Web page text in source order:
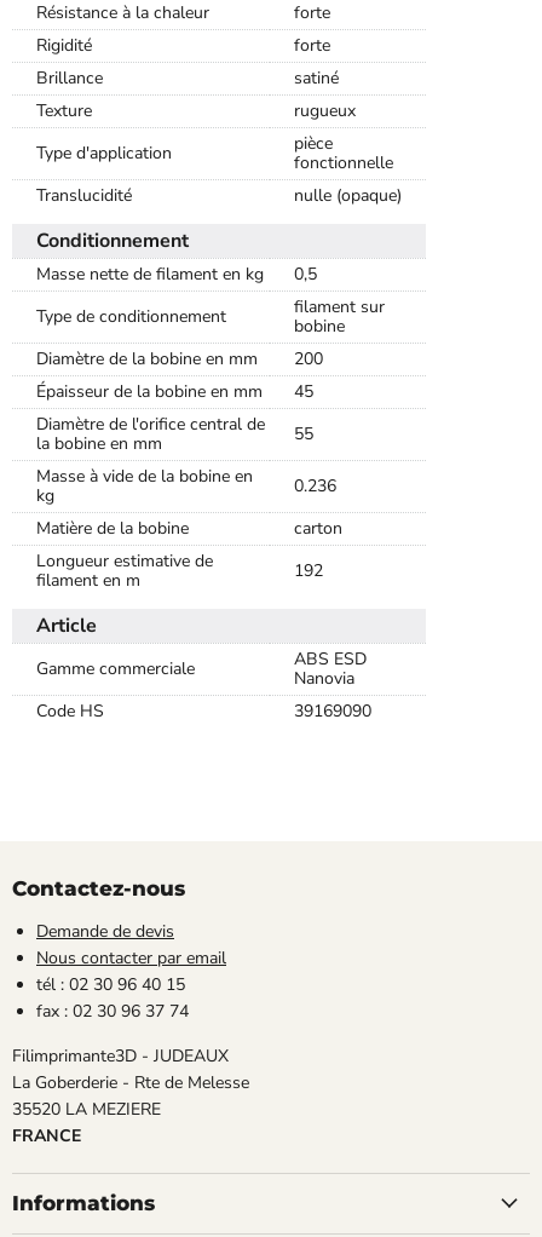
Résistance à la chaleur
forte
Rigidité
forte
Brillance
satiné
Texture
rugueux
Type d'application
pièce
fonctionnelle
Translucidité
nulle (opaque)
Conditionnement
Masse nette de filament en kg
0,5
Type de conditionnement
filament sur
bobine
Diamètre de la bobine en mm
200
Épaisseur de la bobine en mm
45
Diamètre de l'orifice central de
la bobine en mm
55
Masse à vide de la bobine en
kg
0.236
Matière de la bobine
carton
Longueur estimative de
filament en m
192
Article
Gamme commerciale
ABS ESD
Nanovia
Code HS
39169090
Contactez-nous
Demande de devis
Nous contacter par email
tél : 02 30 96 40 15
fax : 02 30 96 37 74
Filimprimante3D - JUDEAUX
La Goberderie - Rte de Melesse
35520 LA MEZIERE
FRANCE
Informations